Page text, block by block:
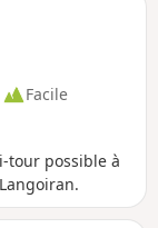
où l'eau trouve
une
se résumait
Facile
tour possible à